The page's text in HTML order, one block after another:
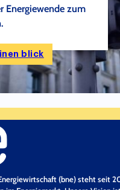
Energiewende zum
blick
(bne) steht seit